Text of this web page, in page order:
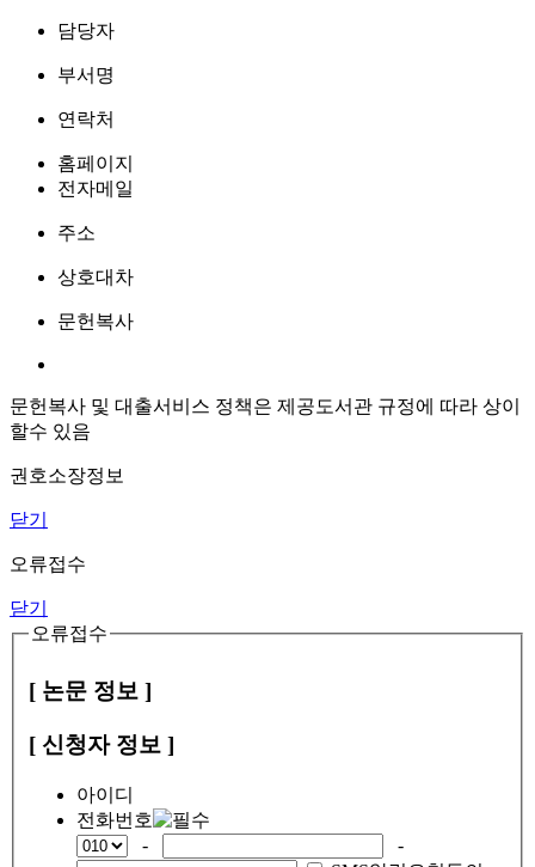
담당자
부서명
연락처
홈페이지
전자메일
주소
상호대차
문헌복사
문헌복사 및 대출서비스 정책은 제공도서관 규정에 따라 상이
할수 있음
권호소장정보
닫기
오류접수
닫기
오류접수
[ 논문 정보 ]
[ 신청자 정보 ]
아이디
전화번호
-
-